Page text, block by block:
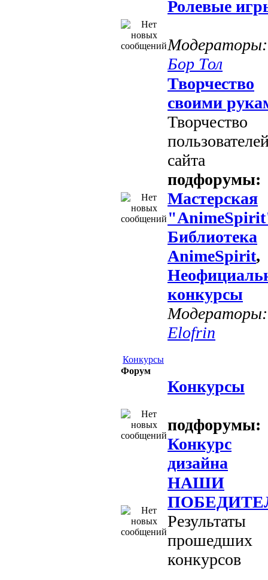
Ролевые
Модераторы:
Бор Тол
Творчество
своими
Творчество
сайта
подфорумы:
Мастерская
Библиотека
AnimeSpirit,
конкурсы
Модераторы:
Elofrin
Конкурсы
Форум
Конкурсы
подфорумы:
Конкурс
дизайна
НАШИ
Результаты
прошедших
конкурсов